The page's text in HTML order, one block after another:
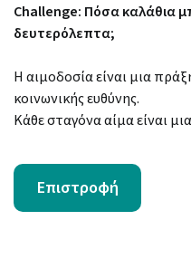
Challenge: Πόσα καλάθια
δευτερόλεπτα;
Η αιμοδοσία είναι μια
κοινωνικής ευθύνης.
Κάθε σταγόνα αίμα είναι
Επιστροφή